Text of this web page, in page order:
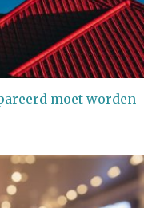
moet worden